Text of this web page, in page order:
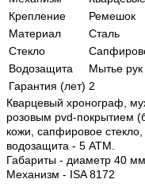
Крепление
Ремешок
Материал
Сталь
Стекло
Водозащита
Мытье рук
Гарантия (лет) 2
Кварцевый хронограф,
розовым pvd-покрытием
кожи, сапфировое
водозащита - 5 АТМ.
Габариты - диаметр 40
Механизм - ISA 8172